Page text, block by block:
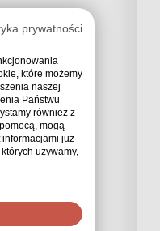
prywatności
które możemy
naszej
Państwu
również z
mogą
informacjami już
używamy,